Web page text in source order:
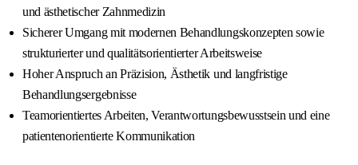
und ästhetischer Zahnmedizin
Sicherer Umgang mit modernen Behandlungskonzepten sowie
strukturierter und qualitätsorientierter Arbeitsweise
Hoher Anspruch an Präzision, Ästhetik und langfristige
Behandlungsergebnisse
Teamorientiertes Arbeiten, Verantwortungsbewusstsein und eine
patientenorientierte Kommunikation